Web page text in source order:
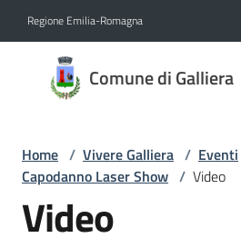
Regione Emilia-Romagna
Comune di Galliera
Comune
di
Home / Vivere Galliera / Eventi
Capodanno Laser Show / Video
Video